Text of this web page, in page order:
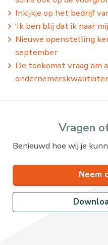
Inkijkje op het bedrijf
‘Ik ben blij dat ik naar
Nieuwe openstelling
september
De toekomst vraag om
Vragen
Benieuwd hoe wij je
Neem